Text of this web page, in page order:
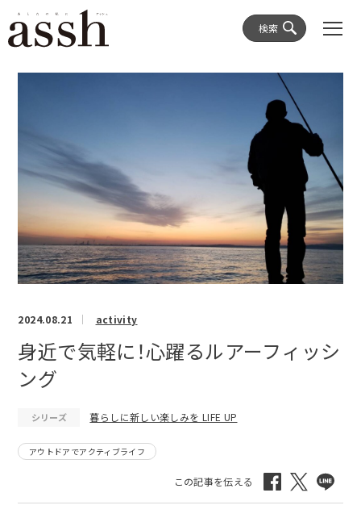
検索
2024.08.21 activity
身近で気軽に！心躍るルアーフィッシ
ング
シリーズ 暮らしに新しい楽しみを LIFE UP
アウトドアでアクティブライフ